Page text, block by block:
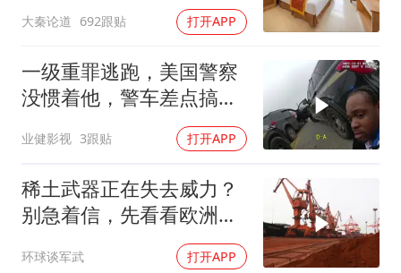
大秦论道 692跟贴 打开APP
一级重罪逃跑，美国警察
没惯着他，警车差点搞报
业健影视 3跟贴 打开APP
稀土武器正在失去威力？
别急着信，先看看欧洲军
环球谈军武 打开APP